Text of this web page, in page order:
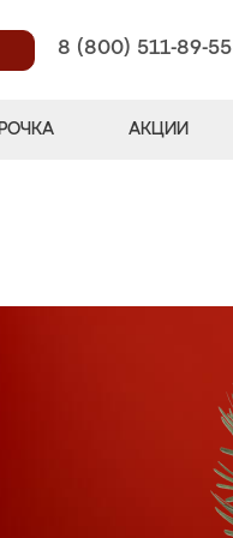
8 (800) 511-89-55
АКЦИИ